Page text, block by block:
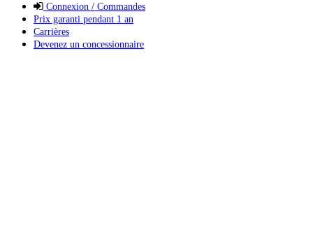
Connexion / Commandes
Prix garanti pendant 1 an
Carrières
Devenez un concessionnaire